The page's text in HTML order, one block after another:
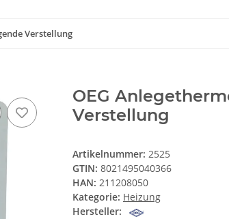
Verstellung
OEG
Verstellung
Artikelnummer: 2525
GTIN: 8021495040366
HAN: 211208050
Kategorie: Heizung
Hersteller: